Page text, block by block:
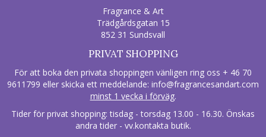
Fragrance & Art
Trädgårdsgatan 15
852 31 Sundsvall
PRIVAT SHOPPING
För att boka den privata shoppingen vänligen ring oss + 46 70
9611799 eller skicka ett meddelande: info@fragrancesandart.com
minst 1 vecka i förväg.
Tider för privat shopping: tisdag - torsdag 13.00 - 16.30. Önskas
andra tider - vv.kontakta butik.